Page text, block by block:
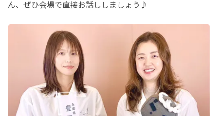
ん、ぜひ会場で直接お話ししましょう♪